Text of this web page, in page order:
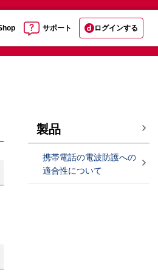
サポート ログインする
製品
携帯電話の電波防護への
適合性について